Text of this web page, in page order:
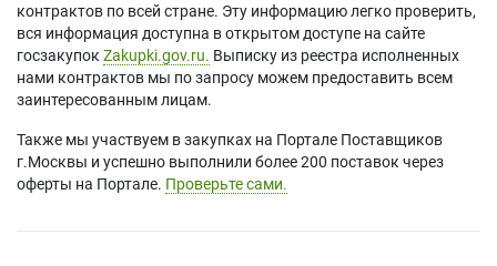
контрактов по всей стране. Эту информацию легко проверить,
вся информация доступна в открытом доступе на сайте
госзакупок Zakupki.gov.ru. Выписку из реестра исполненных
нами контрактов мы по запросу можем предоставить всем
заинтересованным лицам.
Также мы участвуем в закупках на Портале Поставщиков
г.Москвы и успешно выполнили более 200 поставок через
оферты на Портале. Проверьте сами.